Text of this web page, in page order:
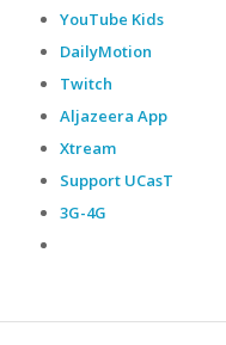
YouTube Kids
DailyMotion
Twitch
Aljazeera App
Xtream
Support UCasT
3G-4G